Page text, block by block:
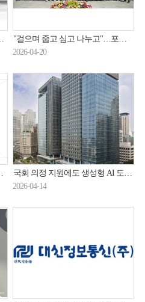
"걸으며 줍고 심고 나누고"…포스코DX·지구촌나눔운동 ESG 활동
2026-04-20
국회 의정 지원에도 생성형 AI 도입…삼성SDS, 1단계 구축 완료
2026-04-14